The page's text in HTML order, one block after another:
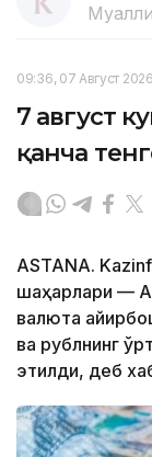
09:36, 07 Август 2026
7 август
қанча
ASTANA.
шаҳарлари —
валюта
ва рублнинг
этилди, деб